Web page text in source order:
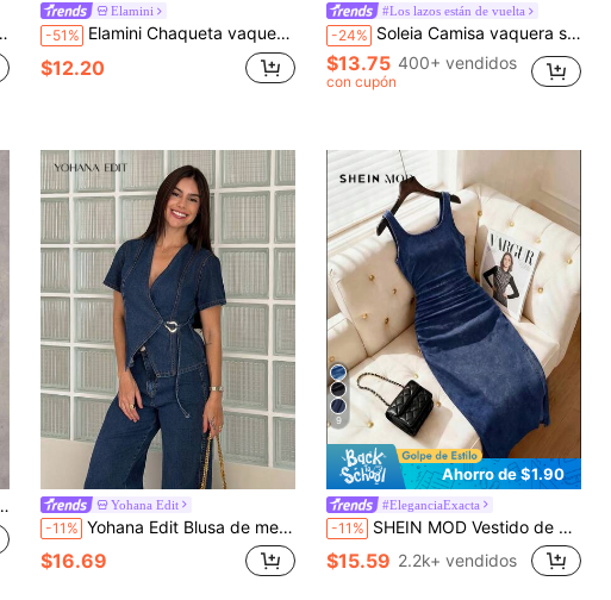
Elamini
-51% Elamini Chaqueta vaquera de mujer casual de solapa y abotonadura sencilla, versátil para uso diario
$12.20
#Los lazos están de vuelta
-24% Soleia Camisa vaquera sin mangas con nudo delantero casual de verano para mujer, blusas de verano, ropa de verano para mujer, tops casuales para salir, tops de verano para mujer
$13.75 400+ vendidos
con cupón
Yohana Edit
-11% Yohana Edit Blusa de mezclilla de uso diario versátil y casual con decoración metálica en escote en V para mujer
$16.69
9
Ahorro de $1.90
#EleganciaExacta
-11% SHEIN MOD Vestido de mezclilla de mujer con cuello de barco plisado, sin mangas y ajustado de unicolor
$15.59 2.2k+ vendidos